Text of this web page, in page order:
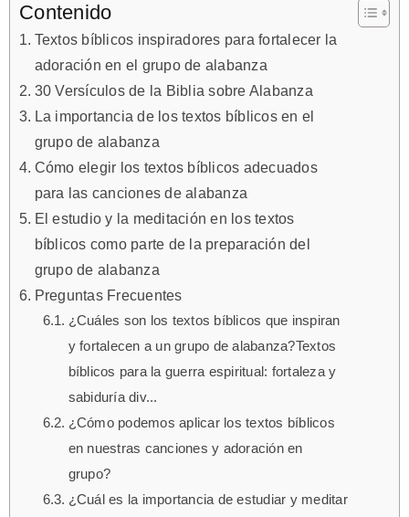
Contenido
Textos bíblicos inspiradores para fortalecer la
adoración en el grupo de alabanza
30 Versículos de la Biblia sobre Alabanza
La importancia de los textos bíblicos en el
grupo de alabanza
Cómo elegir los textos bíblicos adecuados
para las canciones de alabanza
El estudio y la meditación en los textos
bíblicos como parte de la preparación del
grupo de alabanza
Preguntas Frecuentes
¿Cuáles son los textos bíblicos que inspiran
y fortalecen a un grupo de alabanza?Textos
bíblicos para la guerra espiritual: fortaleza y
sabiduría div...
¿Cómo podemos aplicar los textos bíblicos
en nuestras canciones y adoración en
grupo?
¿Cuál es la importancia de estudiar y meditar